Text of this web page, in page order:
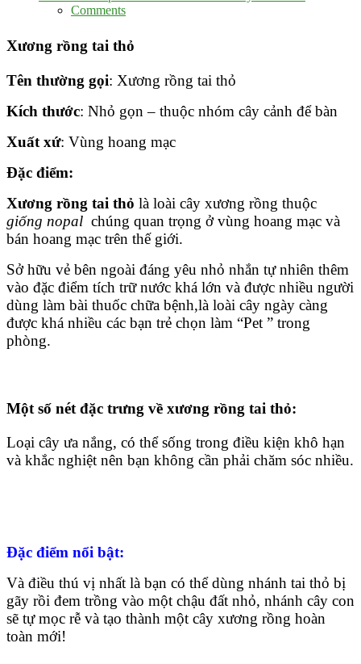
Comments
Xương rồng tai thỏ
Tên thường gọi: Xương rồng tai thỏ
Kích thước: Nhỏ gọn – thuộc nhóm cây cảnh để bàn
Xuất xứ: Vùng hoang mạc
Đặc điểm:
Xương rồng tai thỏ là loài cây xương rồng thuộc
giống nopal chúng quan trọng ở vùng hoang mạc và
bán hoang mạc trên thế giới.
Sở hữu vẻ bên ngoài đáng yêu nhỏ nhắn tự nhiên thêm
vào đặc điểm tích trữ nước khá lớn và được nhiều người
dùng làm bài thuốc chữa bệnh,là loài cây ngày càng
được khá nhiều các bạn trẻ chọn làm “Pet ” trong
phòng.
Một số nét đặc trưng về xương rồng tai thỏ:
Loại cây ưa nắng, có thể sống trong điều kiện khô hạn
và khắc nghiệt nên bạn không cần phải chăm sóc nhiều.
Đặc điểm nổi bật:
Và điều thú vị nhất là bạn có thể dùng nhánh tai thỏ bị
gãy rồi đem trồng vào một chậu đất nhỏ, nhánh cây con
sẽ tự mọc rễ và tạo thành một cây xương rồng hoàn
toàn mới!